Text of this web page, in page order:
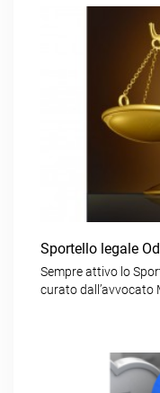
Sportello legale
Sempre attivo lo
curato dall’avvocato